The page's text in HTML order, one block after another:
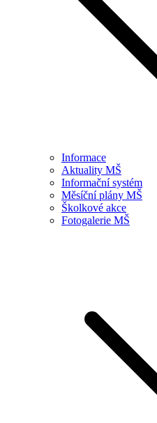
Informace
Aktuality MŠ
Informační systém
Měsíční plány MŠ
Školkové akce
Fotogalerie MŠ